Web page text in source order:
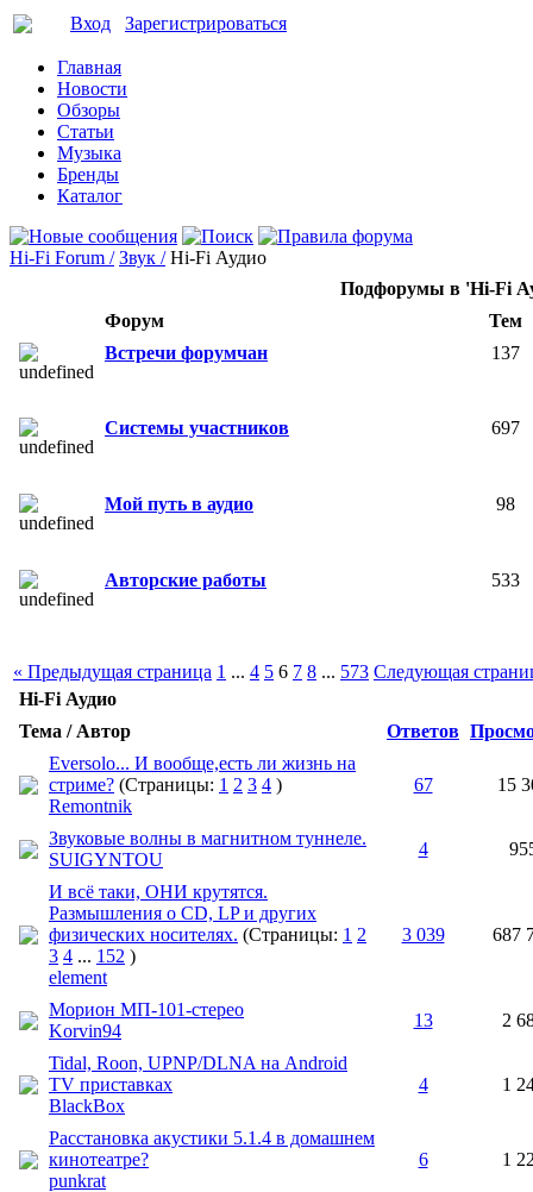
Вход Зарегистрироваться
Главная
Новости
Обзоры
Статьи
Музыка
Бренды
Каталог
Hi-Fi Forum / Звук / Hi-Fi Аудио
Подфорумы в 'Hi-Fi
Форум
Тем
Встречи форумчан
137
Системы участников 697
Мой путь в аудио 98
Авторские работы 533
« Предыдущая страница 1 ... 4 5 6 7 8 ... 573 Следующая
Hi-Fi Аудио
Тема / Автор
Ответов
Eversolo... И вообще,есть ли жизнь на
стриме? (Страницы: 1 2 3 4 )
Remontnik
67 15
Звуковые волны в магнитном туннеле.
SUIGYNTOU
4
И всё таки, ОНИ крутятся.
Размышления о CD, LP и других
физических носителях. (Страницы: 1 2
3 4 ... 152 )
element
3 039 687
Морион МП-101-стерео
Korvin94
13 2
Tidal, Roon, UPNP/DLNA на Android
TV приставках
BlackBox
4 1
Расстановка акустики 5.1.4 в домашнем
кинотеатре?
punkrat
6 1